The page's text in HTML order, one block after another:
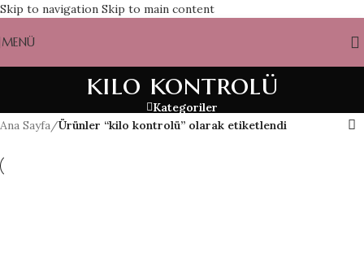
Skip to navigation Skip to main content
MENÜ
kilo kontrolü
Kategoriler
Ana Sayfa/Ürünler “kilo kontrolü” olarak etiketlendi